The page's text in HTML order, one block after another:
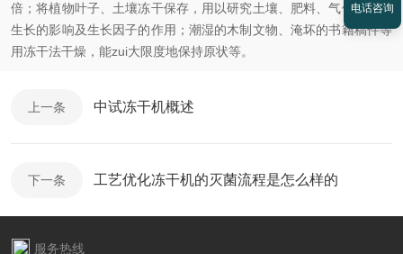
倍；将植物叶子、土壤冻干保存，用以研究土壤、肥料、气候对植物
生长的影响及生长因子的作用；潮湿的木制文物、淹坏的书籍稿件等
用冻干法干燥，能zui大限度地保持原状等。
上一条 中试冻干机概述
下一条 工艺优化冻干机的灭菌流程是怎么样的
服务热线
电话咨询